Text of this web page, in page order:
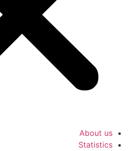
About us
Statistics